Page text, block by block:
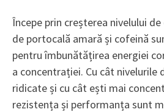
Începe prin creșterea nivelului
de portocală amară și cofeină
pentru îmbunătățirea energiei
a concentrației. Cu cât nivelurile
ridicate și cu cât ești mai
rezistența și performanța sunt